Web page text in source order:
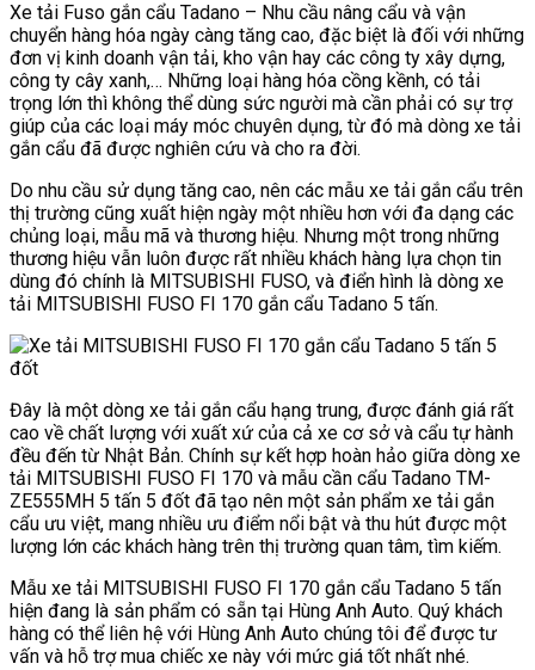
Xe tải Fuso gắn cẩu Tadano – Nhu cầu nâng cẩu và vận
chuyển hàng hóa ngày càng tăng cao, đặc biệt là đối với những
đơn vị kinh doanh vận tải, kho vận hay các công ty xây dựng,
công ty cây xanh,… Những loại hàng hóa cồng kềnh, có tải
trọng lớn thì không thể dùng sức người mà cần phải có sự trợ
giúp của các loại máy móc chuyên dụng, từ đó mà dòng xe tải
gắn cẩu đã được nghiên cứu và cho ra đời.
Do nhu cầu sử dụng tăng cao, nên các mẫu xe tải gắn cẩu trên
thị trường cũng xuất hiện ngày một nhiều hơn với đa dạng các
chủng loại, mẫu mã và thương hiệu. Nhưng một trong những
thương hiệu vẫn luôn được rất nhiều khách hàng lựa chọn tin
dùng đó chính là MITSUBISHI FUSO, và điển hình là dòng xe
tải MITSUBISHI FUSO FI 170 gắn cẩu Tadano 5 tấn.
Đây là một dòng xe tải gắn cẩu hạng trung, được đánh giá rất
cao về chất lượng với xuất xứ của cả xe cơ sở và cẩu tự hành
đều đến từ Nhật Bản. Chính sự kết hợp hoàn hảo giữa dòng xe
tải MITSUBISHI FUSO FI 170 và mẫu cần cẩu Tadano TM-
ZE555MH 5 tấn 5 đốt đã tạo nên một sản phẩm xe tải gắn
cẩu ưu việt, mang nhiều ưu điểm nổi bật và thu hút được một
lượng lớn các khách hàng trên thị trường quan tâm, tìm kiếm.
Mẫu xe tải MITSUBISHI FUSO FI 170 gắn cẩu Tadano 5 tấn
hiện đang là sản phẩm có sẵn tại Hùng Anh Auto. Quý khách
hàng có thể liên hệ với Hùng Anh Auto chúng tôi để được tư
vấn và hỗ trợ mua chiếc xe này với mức giá tốt nhất nhé.